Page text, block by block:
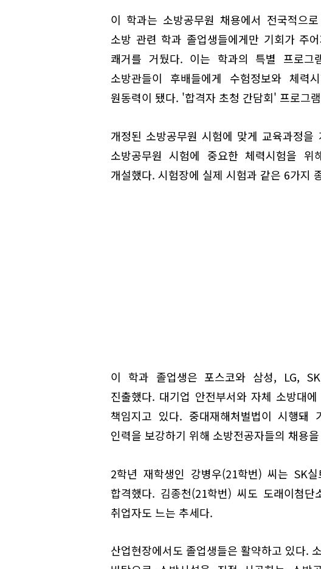
이 학과는 소방공무원 채용에서 전국적으
소방 관련 학과 졸업생들에게만 기회가 주
쾌거를 거뒀다. 이는 학과의 특별 프로그
소방관들이 후배들에게 수험정보와 체력
원동력이 됐다. '합격자 초청 간담회' 프로그
개정된 소방공무원 시험에 맞게 교육과정
소방공무원 시험에 중요한 체력시험을
개설했다. 시험장에 실제 시험과 같은 6가지
이 학과 졸업생은 포스코와 삼성, LG,
진출했다. 대기업 안전부서와 자체 소방대
책임지고 있다. 중대재해처벌법이 시행돼
인력을 보강하기 위해 소방전공자들의 채용
2학년 재학생인 강병우(21학번) 씨는 SK
합격했다. 김종천(21학번) 씨도 도래이첨
취업자도 느는 추세다.
산업현장에서도 졸업생들은 활약하고 있다.